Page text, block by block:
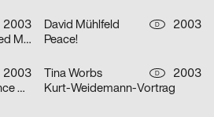
2003
Auf Wiedersehen Siegfried Maser
David Mühlfeld D
2003
Peace!
2003
aus der Serie Jailwear since 1898: HAEFTLING Tasche
Tina Worbs D
2003
Kurt-Weidemann-Vortrag